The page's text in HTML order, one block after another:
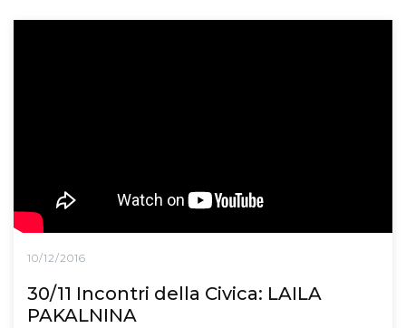
10/12/2016
30/11 Incontri della Civica: LAILA
PAKALNINA